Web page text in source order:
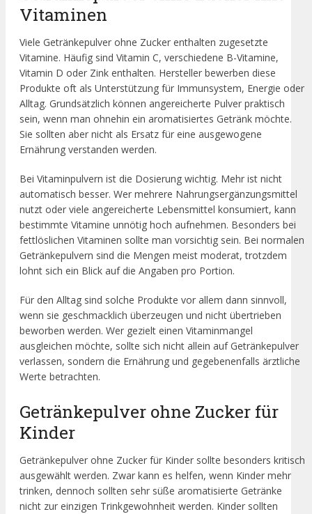
Vitaminen
Viele Getränkepulver ohne Zucker enthalten zugesetzte
Vitamine. Häufig sind Vitamin C, verschiedene B-Vitamine,
Vitamin D oder Zink enthalten. Hersteller bewerben diese
Produkte oft als Unterstützung für Immunsystem, Energie oder
Alltag. Grundsätzlich können angereicherte Pulver praktisch
sein, wenn man ohnehin ein aromatisiertes Getränk möchte.
Sie sollten aber nicht als Ersatz für eine ausgewogene
Ernährung verstanden werden.
Bei Vitaminpulvern ist die Dosierung wichtig. Mehr ist nicht
automatisch besser. Wer mehrere Nahrungsergänzungsmittel
nutzt oder viele angereicherte Lebensmittel konsumiert, kann
bestimmte Vitamine unnötig hoch aufnehmen. Besonders bei
fettlöslichen Vitaminen sollte man vorsichtig sein. Bei normalen
Getränkepulvern sind die Mengen meist moderat, trotzdem
lohnt sich ein Blick auf die Angaben pro Portion.
Für den Alltag sind solche Produkte vor allem dann sinnvoll,
wenn sie geschmacklich überzeugen und nicht übertrieben
beworben werden. Wer gezielt einen Vitaminmangel
ausgleichen möchte, sollte sich nicht allein auf Getränkepulver
verlassen, sondern die Ernährung und gegebenenfalls ärztliche
Werte betrachten.
Getränkepulver ohne Zucker für
Kinder
Getränkepulver ohne Zucker für Kinder sollte besonders kritisch
ausgewählt werden. Zwar kann es helfen, wenn Kinder mehr
trinken, dennoch sollten sehr süße aromatisierte Getränke
nicht zur einzigen Trinkgewohnheit werden. Kinder sollten